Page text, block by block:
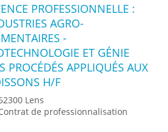
Annuler
PROFESSIONNELLE :
AGRO-
-
ET GÉNIE
PROCÉDÉS APPLIQUÉS AUX
H/F
Lens
de professionnalisation